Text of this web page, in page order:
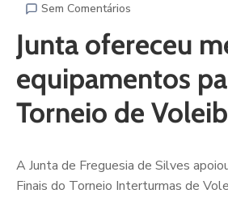
Freguesia
Projetos
Sem Comentários
Junta ofereceu
equipamentos
Torneio de
A Junta de Freguesia de Silves
Finais do Torneio Interturmas de